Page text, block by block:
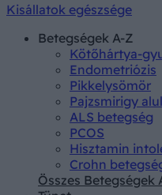
Kisállatok egészsége
Betegségek A-Z
Kötőhártya-
Endometriózis
Pikkelysömör
Pajzsmirigy
ALS betegség
PCOS
Hisztamin
Crohn
Összes Betegségek